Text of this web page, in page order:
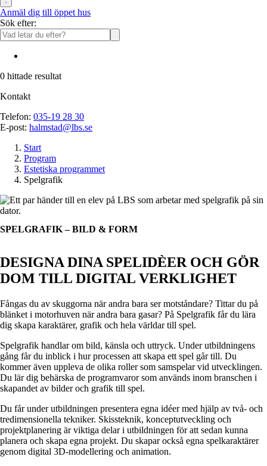
Anmäl dig till öppet hus
Sök efter:
0 hittade resultat
Kontakt
Telefon: 035-19 28 30
E-post: halmstad@lbs.se
Start
Program
Estetiska programmet
Spelgrafik
SPELGRAFIK – BILD & FORM
DESIGNA DINA SPELIDÈER OCH GÖR
DOM TILL DIGITAL VERKLIGHET
Fångas du av skuggorna när andra bara ser motståndare? Tittar du på
blänket i motorhuven när andra bara gasar? På Spelgrafik får du lära
dig skapa karaktärer, grafik och hela världar till spel.
Spelgrafik handlar om bild, känsla och uttryck. Under utbildningens
gång får du inblick i hur processen att skapa ett spel går till. Du
kommer även uppleva de olika roller som samspelar vid utvecklingen.
Du lär dig behärska de programvaror som används inom branschen i
skapandet av bilder och grafik till spel.
Du får under utbildningen presentera egna idéer med hjälp av två- och
tredimensionella tekniker. Skissteknik, konceptutveckling och
projektplanering är viktiga delar i utbildningen för att sedan kunna
planera och skapa egna projekt. Du skapar också egna spelkaraktärer
genom digital 3D-modellering och animation.